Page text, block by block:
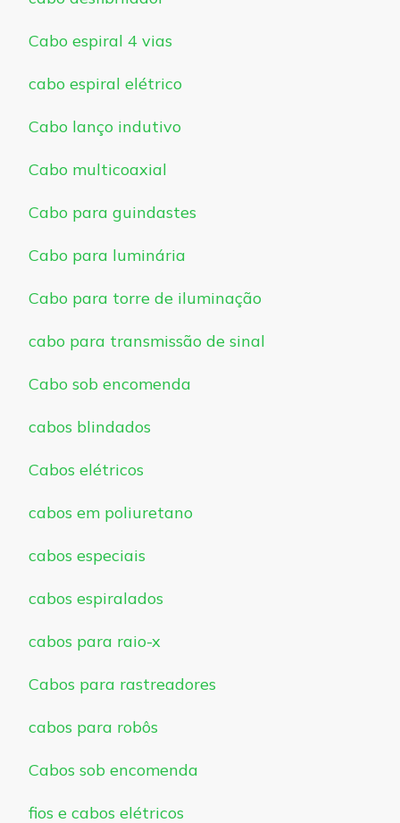
Cabo espiral 4 vias
cabo espiral elétrico
Cabo lanço indutivo
Cabo multicoaxial
Cabo para guindastes
Cabo para luminária
Cabo para torre de iluminação
cabo para transmissão de sinal
Cabo sob encomenda
cabos blindados
Cabos elétricos
cabos em poliuretano
cabos especiais
cabos espiralados
cabos para raio-x
Cabos para rastreadores
cabos para robôs
Cabos sob encomenda
fios e cabos elétricos